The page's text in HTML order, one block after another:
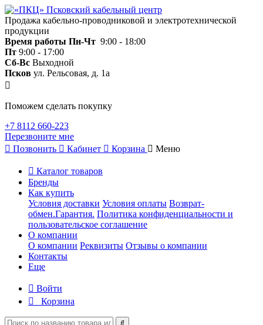
Продажа кабельно-проводниковой и электротехнической
продукции
Время работы Пн-Чт 9:00 - 18:00
Пт 9:00 - 17:00
Сб-Вс Выходной
Псков ул. Рельсовая, д. 1а
Поможем сделать покупку
+7 8112 660-223
Перезвоните мне
Позвонить
Кабинет Корзина Меню
Каталог товаров
Бренды
Как купить
Условия доставки Условия оплаты Возврат-
обмен.Гарантия. Политика конфиденциальности и
пользовательское соглашение
О компании
О компании Реквизиты Отзывы о компании
Контакты
Еще
Войти
Корзина